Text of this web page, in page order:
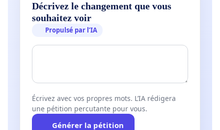
Décrivez le changement que vous
souhaitez voir
Propulsé par l’IA
Écrivez avec vos propres mots. L’IA rédigera
une pétition percutante pour vous.
Générer la pétition